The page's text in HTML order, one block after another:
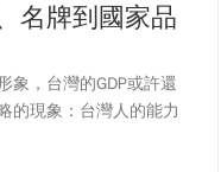
名牌到國家品
象，台灣的GDP或許還
的現象：台灣人的能力
醫師與專業人才，也